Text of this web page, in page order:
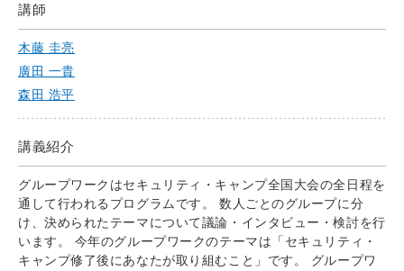
講師
木藤 圭亮
廣田 一貴
森田 浩平
講義紹介
グループワークはセキュリティ・キャンプ全国大会の全日程を
通して行われるプログラムです。 数人ごとのグループに分
け、決められたテーマについて議論・インタビュー・検討を行
います。 今年のグループワークのテーマは「セキュリティ・
キャンプ修了後にあなたが取り組むこと」です。 グループワ